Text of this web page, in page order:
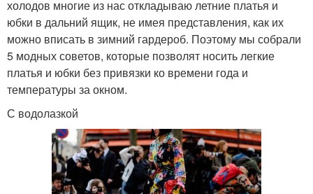
холодов многие из нас откладываю летние платья и
юбки в дальний ящик, не имея представления, как их
можно вписать в зимний гардероб. Поэтому мы собрали
5 модных советов, которые позволят носить легкие
платья и юбки без привязки ко времени года и
температуры за окном.
С водолазкой